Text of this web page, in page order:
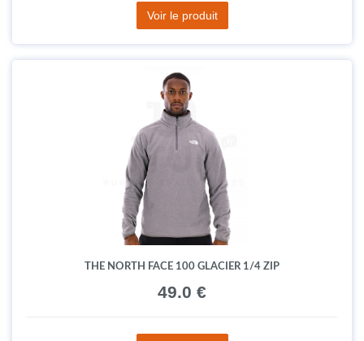
Voir le produit
THE NORTH FACE 100 GLACIER 1/4 ZIP
49.0 €